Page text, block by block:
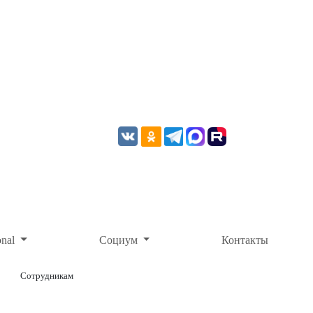
Социум Контакты
Сотрудникам